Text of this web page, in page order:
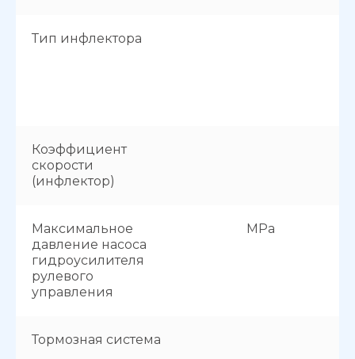
Тип инфлектора
Коэффициент
скорости
(инфлектор)
Максимальное
давление насоса
гидроусилителя
рулевого
управления
MPa
Тормозная система